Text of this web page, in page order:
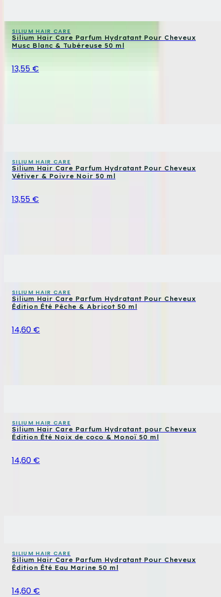
SILIUM HAIR CARE
Silium Hair Care Parfum Hydratant Pour Cheveux
Musc Blanc & Tubéreuse 50 ml
13,55 €
SILIUM HAIR CARE
Silium Hair Care Parfum Hydratant Pour Cheveux
Vétiver & Poivre Noir 50 ml
13,55 €
SILIUM HAIR CARE
Silium Hair Care Parfum Hydratant Pour Cheveux
Édition Été Pêche & Abricot 50 ml
14,60 €
SILIUM HAIR CARE
Silium Hair Care Parfum Hydratant pour Cheveux
Édition Été Noix de coco & Monoï 50 ml
14,60 €
SILIUM HAIR CARE
Silium Hair Care Parfum Hydratant Pour Cheveux
Édition Été Eau Marine 50 ml
14,60 €